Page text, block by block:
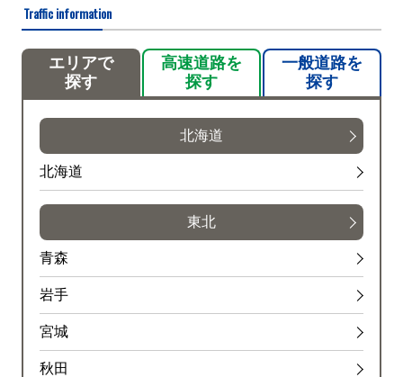
Traffic information
エリアで
探す
高速道路を
探す
一般道路を
探す
北海道
北海道
東北
青森
岩手
宮城
秋田